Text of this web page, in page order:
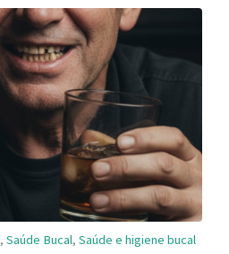
, Saúde Bucal, Saúde e higiene bucal